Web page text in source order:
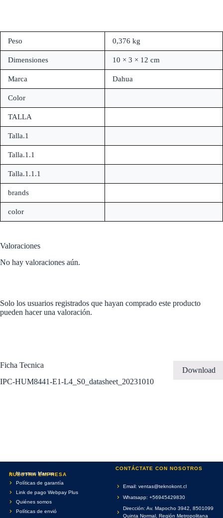
Peso 0,376 kg
Dimensiones 10 × 3 × 12 cm
Marca Dahua
Color
TALLA
Talla.1
Talla.1.1
Talla.1.1.1
brands
color
Valoraciones
No hay valoraciones aún.
Solo los usuarios registrados que hayan comprado este producto
pueden hacer una valoración.
Ficha Tecnica
Download
IPC-HUM8441-E1-L4_S0_datasheet_20231010
NUESTRA EMPRESA
Nuestras Marcas
Políticas de garantía
Link de pago Webpay Plus
Quiénes somos
Políticas de envió
CONTÁCTATE CON NOSOTROS
Email: ventas@teknokont.cl
Whatsapp: +56945429830
Dirección: Av. Mapocho 3942, 8501099
Quinta Normal, Región Metropolitana